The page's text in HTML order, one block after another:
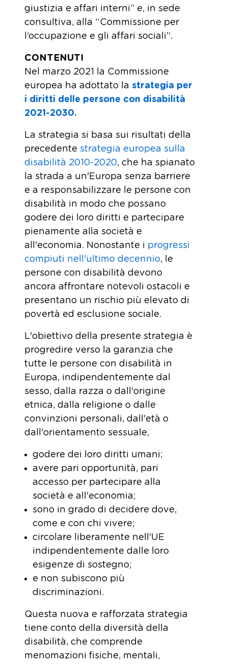
giustizia e affari interni” e, in sede
consultiva, alla “Commissione per
l’occupazione e gli affari sociali”.
CONTENUTI
Nel marzo 2021 la Commissione
europea ha adottato la strategia per
i diritti delle persone con disabilità
2021-2030.
La strategia si basa sui risultati della
precedente strategia europea sulla
disabilità 2010-2020, che ha spianato
la strada a un'Europa senza barriere
e a responsabilizzare le persone con
disabilità in modo che possano
godere dei loro diritti e partecipare
pienamente alla società e
all'economia. Nonostante i progressi
compiuti nell'ultimo decennio, le
persone con disabilità devono
ancora affrontare notevoli ostacoli e
presentano un rischio più elevato di
povertà ed esclusione sociale.
L'obiettivo della presente strategia è
progredire verso la garanzia che
tutte le persone con disabilità in
Europa, indipendentemente dal
sesso, dalla razza o dall'origine
etnica, dalla religione o dalle
convinzioni personali, dall'età o
dall'orientamento sessuale,
godere dei loro diritti umani;
avere pari opportunità, pari
accesso per partecipare alla
società e all'economia;
sono in grado di decidere dove,
come e con chi vivere;
circolare liberamente nell'UE
indipendentemente dalle loro
esigenze di sostegno;
e non subiscono più
discriminazioni.
Questa nuova e rafforzata strategia
tiene conto della diversità della
disabilità, che comprende
menomazioni fisiche, mentali,